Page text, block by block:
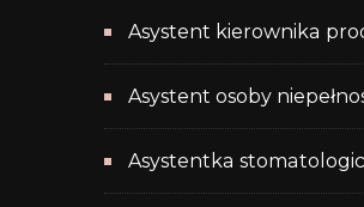
Asystent kierownika
Asystent osoby
Asystentka